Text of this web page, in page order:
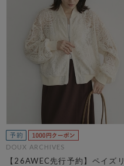
DOUX ARCHIVES
【26AWEC先行予約】ペイズリ